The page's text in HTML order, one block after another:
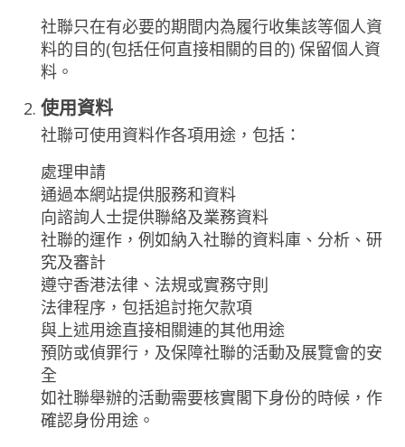
社聯只在有必要的期間内為履行收集該等個人資
料的目的(包括任何直接相關的目的) 保留個人資
料。
使用資料
社聯可使用資料作各項用途，包括：
處理申請
通過本網站提供服務和資料
向諮詢人士提供聯絡及業務資料
社聯的運作，例如納入社聯的資料庫、分析、研
究及審計
遵守香港法律、法規或實務守則
法律程序，包括追討拖欠款項
與上述用途直接相關連的其他用途
預防或偵罪行，及保障社聯的活動及展覽會的安
全
如社聯舉辦的活動需要核實閣下身份的時候，作
確認身份用途。